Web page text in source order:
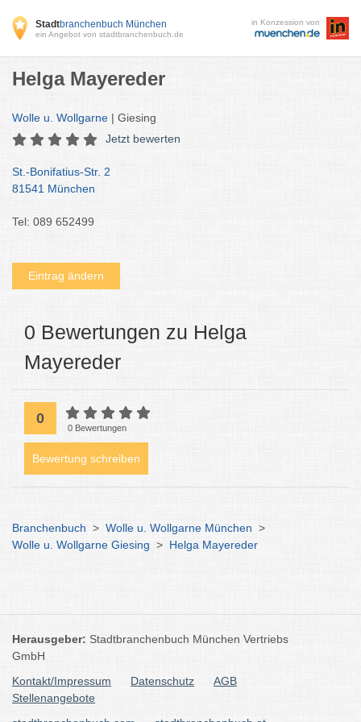
Stadtbranchenbuch München
ein Angebot von stadtbranchenbuch.de
in Konzession von
Helga Mayereder
Wolle u. Wollgarne | Giesing
Jetzt bewerten
St.-Bonifatius-Str. 2
81541 München
Tel: 089 652499
Eintrag ändern
0 Bewertungen zu Helga
Mayereder
0
0 Bewertungen
Bewertung schreiben
Branchenbuch > Wolle u. Wollgarne München >
Wolle u. Wollgarne Giesing > Helga Mayereder
Herausgeber: Stadtbranchenbuch München Vertriebs
GmbH
Kontakt/Impressum
Datenschutz
AGB
Stellenangebote